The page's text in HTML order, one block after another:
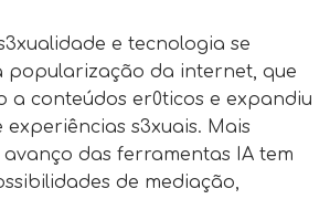
e tecnologia se
popularização da internet, que
a conteúdos er0ticos e expandiu
s3xuais. Mais
das ferramentas IA tem
de mediação,